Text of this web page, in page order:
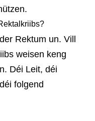
Rektum un. Vill
weisen keng
Déi Leit, déi
folgend